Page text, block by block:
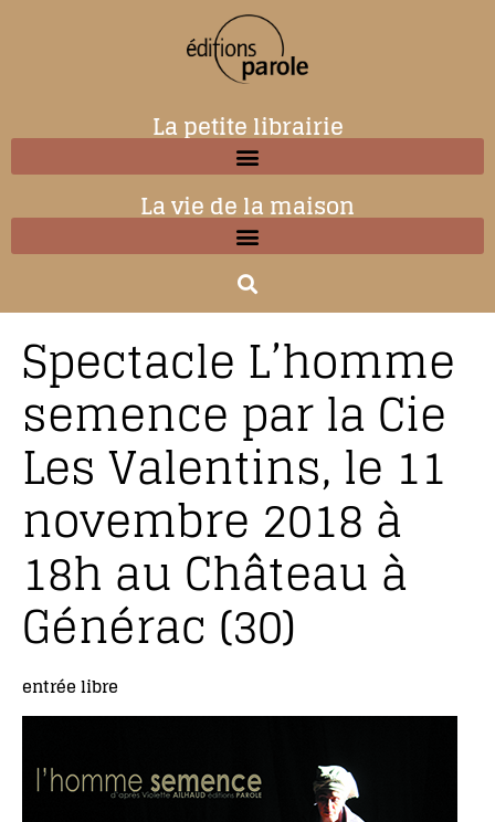
La petite librairie
La vie de la maison
Spectacle L’homme
semence par la Cie
Les Valentins, le 11
novembre 2018 à
18h au Château à
Générac (30)
entrée libre